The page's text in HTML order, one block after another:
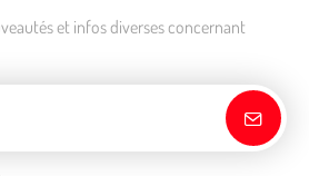
et infos diverses concernant